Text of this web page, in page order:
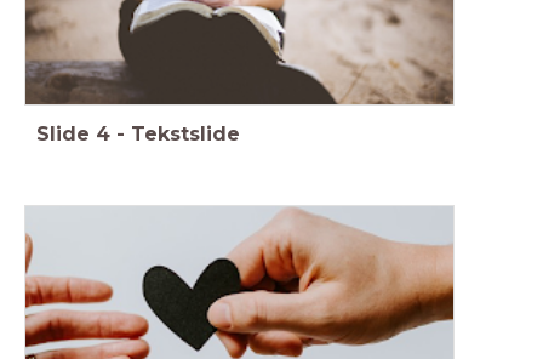
Slide 4 - Tekstslide